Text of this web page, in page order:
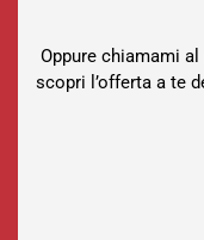
Oppure chiamami
scopri l’offerta a te